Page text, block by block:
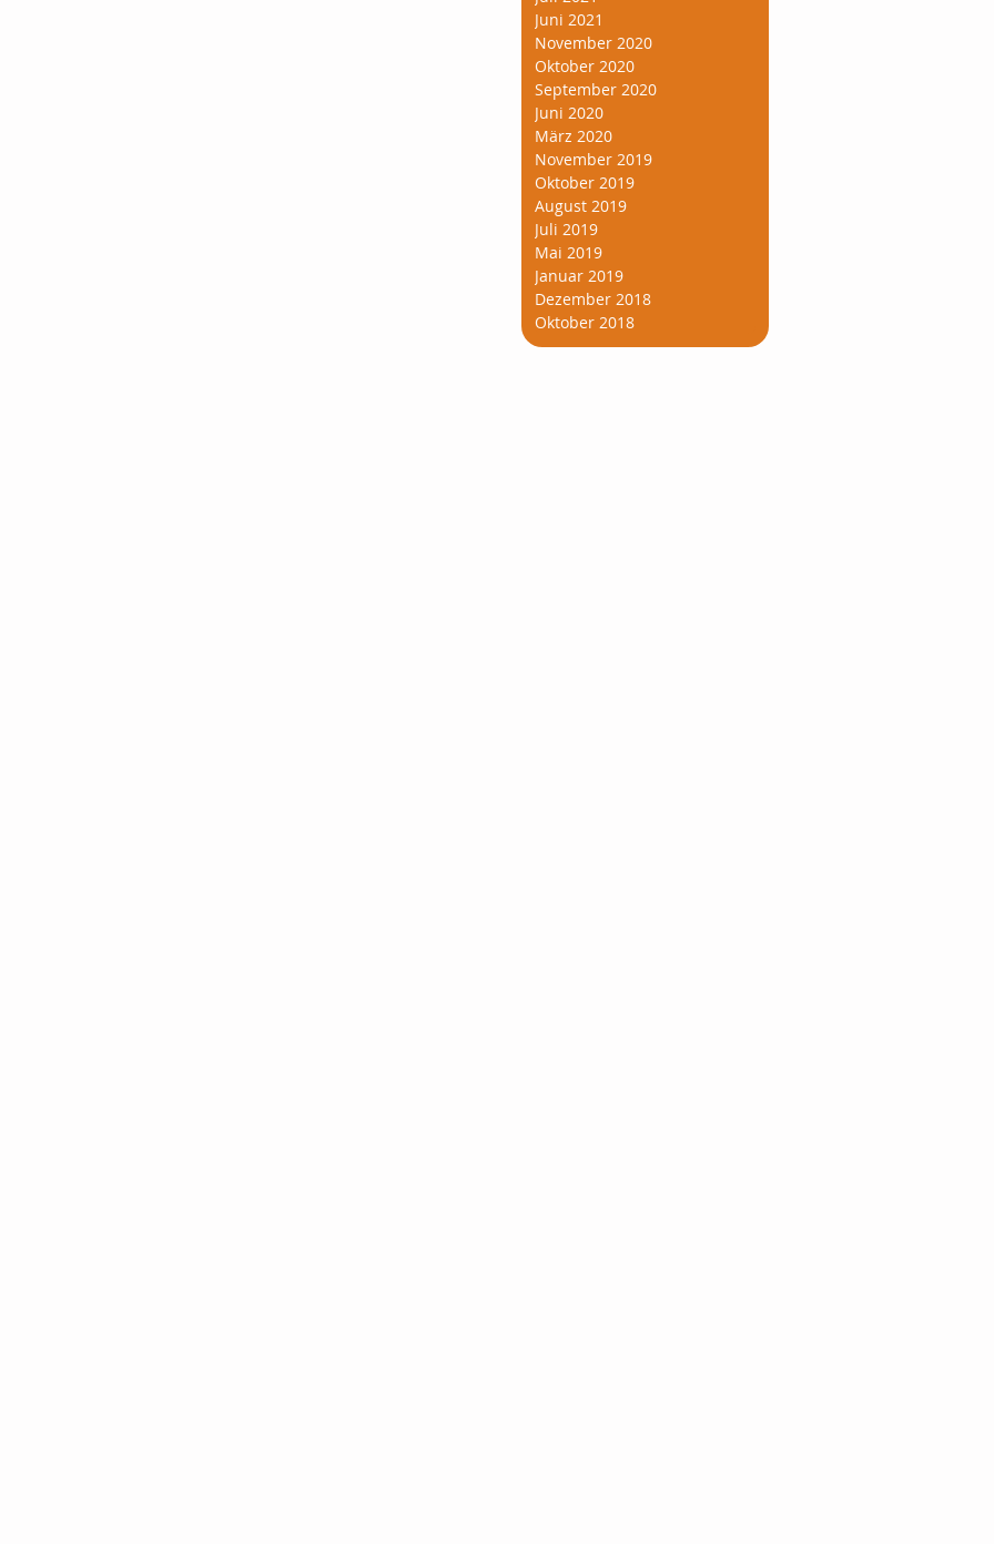
Juni 2021
November 2020
Oktober 2020
September 2020
Juni 2020
März 2020
November 2019
Oktober 2019
August 2019
Juli 2019
Mai 2019
Januar 2019
Dezember 2018
Oktober 2018